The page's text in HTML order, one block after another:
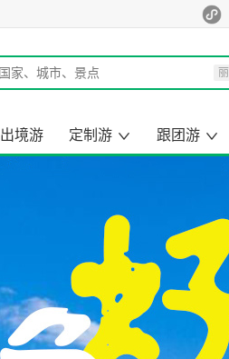
出境游
定制游
跟团游
云南出境